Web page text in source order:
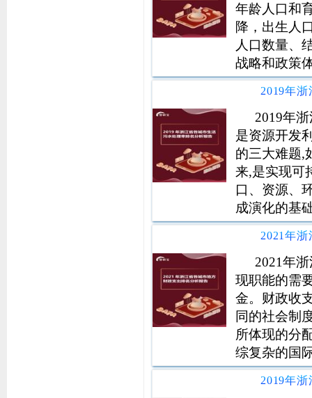
年龄人口和
降，出生人
人口数量、
战略和政策
社会发展规
代化国家新
统计信息支
2019年
是资源开发
的三大难题,
来,是实现可
口、资源、
成演化的基
因素,人类则
的事实表明
开发利用,
2021年
现职能的需
金。财政收
同的社会制
所体现的分
综复杂的国
近平同志为
实党中央、